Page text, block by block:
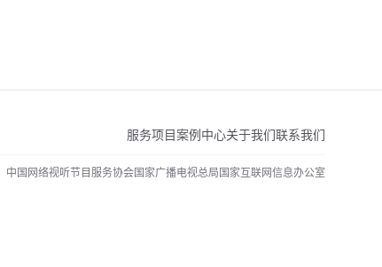
服务项目案例中心关于我们联系我们
中国网络视听节目服务协会国家广播电视总局国家互联网信息办公室